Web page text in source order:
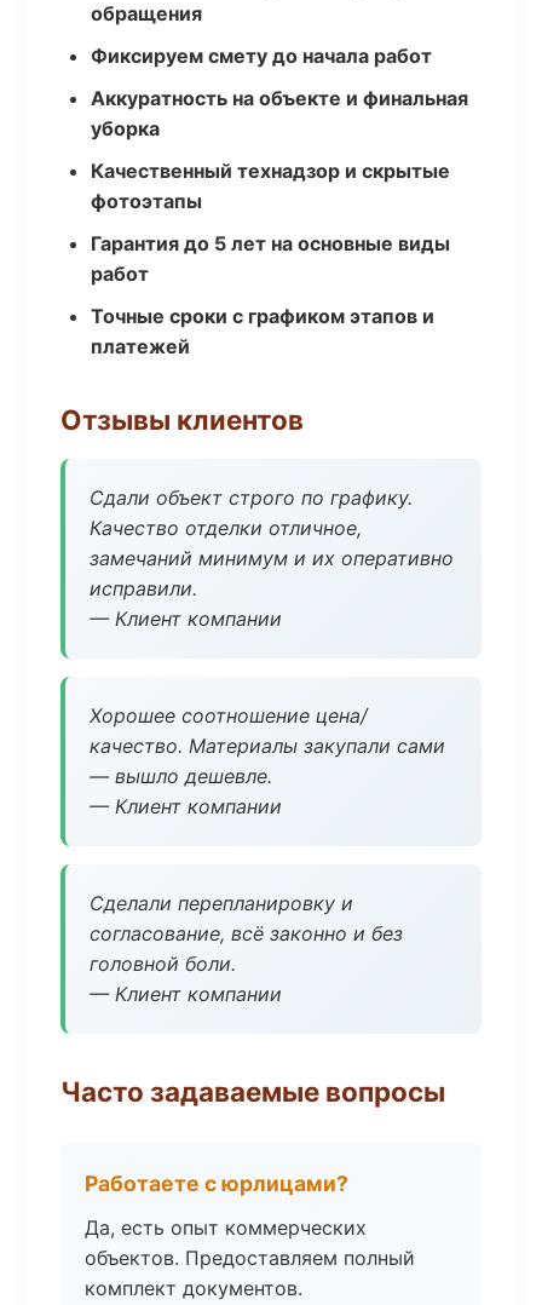
обращения
Фиксируем смету до начала работ
Аккуратность на объекте и финальная
уборка
Качественный технадзор и скрытые
фотоэтапы
Гарантия до 5 лет на основные виды
работ
Точные сроки с графиком этапов и
платежей
Отзывы клиентов
Сдали объект строго по графику.
Качество отделки отличное,
замечаний минимум и их оперативно
исправили.
— Клиент компании
Хорошее соотношение цена/
качество. Материалы закупали сами
— вышло дешевле.
— Клиент компании
Сделали перепланировку и
согласование, всё законно и без
головной боли.
— Клиент компании
Часто задаваемые вопросы
Работаете с юрлицами?
Да, есть опыт коммерческих
объектов. Предоставляем полный
комплект документов.